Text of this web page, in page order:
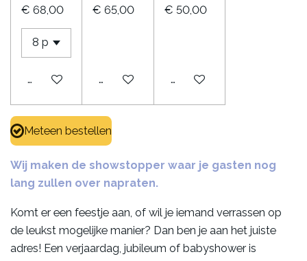
€ 68,00
Bekijk details
€ 65,00
Bekijk details
€ 50,00
Bekijk details
Meteen bestellen
Wij maken de showstopper waar je gasten nog
lang zullen over napraten.
Komt er een feestje aan, of wil je iemand verrassen op
de leukst mogelijke manier? Dan ben je aan het juiste
adres! Een verjaardag, jubileum of babyshower is